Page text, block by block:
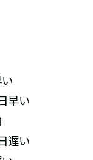
い
い